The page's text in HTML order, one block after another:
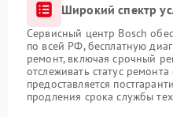
Широкий спектр
Сервисный центр Bosch
по всей РФ, бесплатную
ремонт, включая срочный
отслеживать статус
предоставляется
продления срока службы